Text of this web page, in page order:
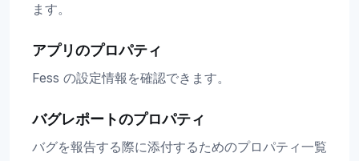
ます。
アプリのプロパティ
Fess の設定情報を確認できます。
バグレポートのプロパティ
バグを報告する際に添付するためのプロパティ一覧